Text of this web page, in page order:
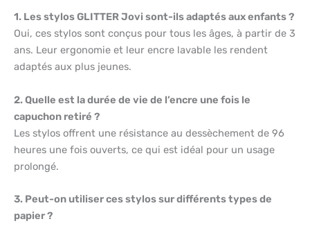
1. Les stylos GLITTER Jovi sont-ils adaptés aux enfants ?
Oui, ces stylos sont conçus pour tous les âges, à partir de 3
ans. Leur ergonomie et leur encre lavable les rendent
adaptés aux plus jeunes.
2. Quelle est la durée de vie de l’encre une fois le
capuchon retiré ?
Les stylos offrent une résistance au dessèchement de 96
heures une fois ouverts, ce qui est idéal pour un usage
prolongé.
3. Peut-on utiliser ces stylos sur différents types de
papier ?